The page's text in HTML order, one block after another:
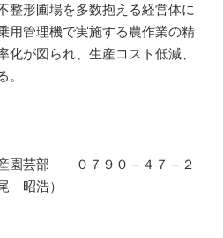
整形圃場を多数抱える経営体に
用管理機で実施する農作業の精
化が図られ、生産コスト低減、
。
園芸部 ０７９０－４７－２
昭浩）